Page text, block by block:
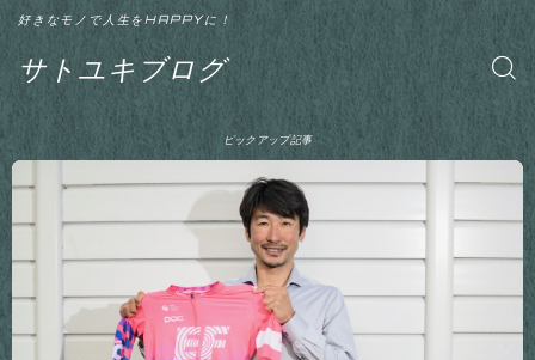
サトユキブログ
好きなモノで人生をHAPPYに！
ピックアップ記事